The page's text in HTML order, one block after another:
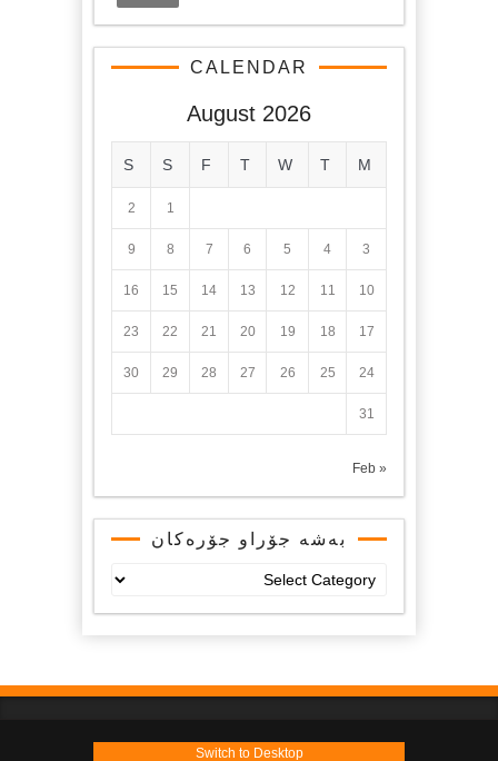
CALENDAR
August 2026
M
T
W
T
F
S
S
1
2
3
4
5
6
7
8
9
10
11
12
13
14
15
16
17
18
19
20
21
22
23
24
25
26
27
28
29
30
31
« Feb
بەشە جۆراو جۆرەکان
جۆرەکان
Switch to Desktop